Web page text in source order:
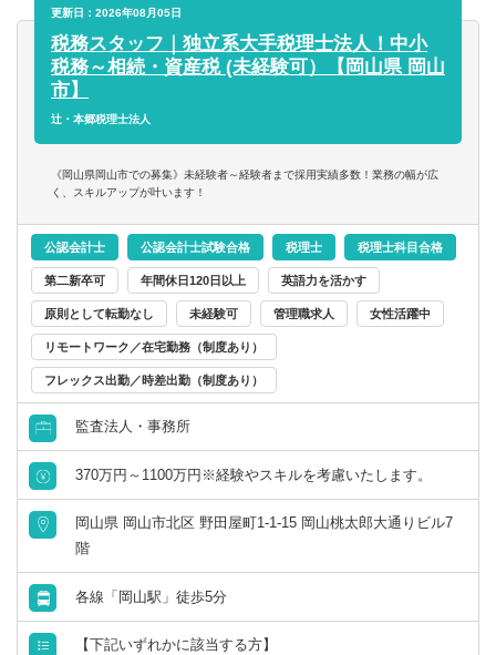
更新日：2026年08月05日
税務スタッフ｜独立系大手税理士法人！中小
税務～相続・資産税 (未経験可）【岡山県 岡山
市】
辻・本郷税理士法人
《岡山県岡山市での募集》未経験者～経験者まで採用実績多数！業務の幅が広
く、スキルアップが叶います！
公認会計士 公認会計士試験合格 税理士 税理士科目合格
第二新卒可 年間休日120日以上 英語力を活かす
原則として転勤なし 未経験可 管理職求人 女性活躍中
リモートワーク／在宅勤務（制度あり）
フレックス出勤／時差出勤（制度あり）
監査法人・事務所
370万円～1100万円※経験やスキルを考慮いたします。
岡山県 岡山市北区 野田屋町1-1-15 岡山桃太郎大通りビル7
階
各線「岡山駅」徒歩5分
【下記いずれかに該当する方】
従業員数
以上
フリーワード
企業名のみで検索
休日・働き方
リモートワーク／在宅勤務（制度あり）
年間休日120日以上
原則として転勤なし
フレックス出勤／時差出勤（制度あり）
募集・採用情報
新卒可